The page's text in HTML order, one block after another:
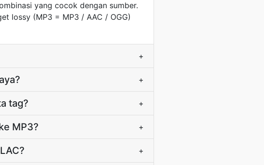
yang cocok dengan sumber.
lossy (MP3 = MP3 / AAC / OGG)
+
+
tag? +
MP3? +
+